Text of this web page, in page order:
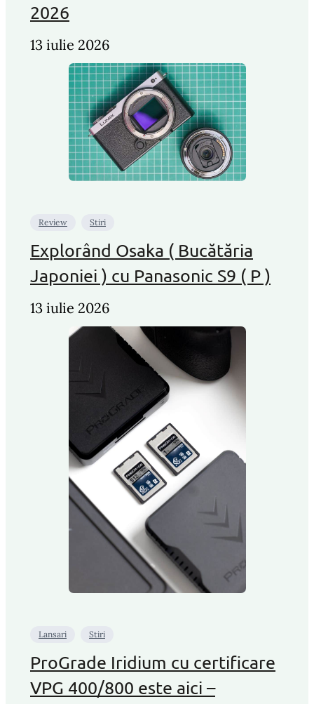
2026
13 iulie 2026
Review Stiri
Explorând Osaka ( Bucătăria
Japoniei ) cu Panasonic S9 ( P )
13 iulie 2026
Lansari Stiri
ProGrade Iridium cu certificare
VPG 400/800 este aici –